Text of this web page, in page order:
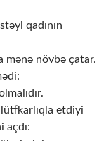
qadının
mənə növbə çatar.
lütfkarlıqla etdiyi
açdı: